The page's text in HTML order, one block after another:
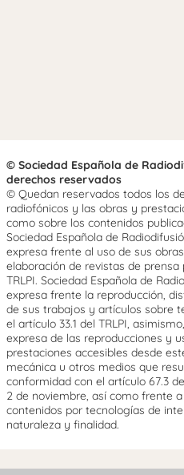
© Sociedad Española de
derechos reservados
© Quedan reservados todos los
radiofónicos y las obras y
como sobre los contenidos
Sociedad Española de
expresa frente al uso de sus
elaboración de revistas de prensa
TRLPI. Sociedad Española de
expresa frente la reproducción,
de sus trabajos y artículos sobre
el artículo 33.1 del TRLPI,
expresa de las reproducciones y
prestaciones accesibles desde
mecánica u otros medios que
conformidad con el artículo 67.3
2 de noviembre, así como frente
contenidos por tecnologías de
naturaleza y finalidad.